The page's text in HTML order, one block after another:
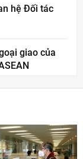
hệ Đối tác
giao của